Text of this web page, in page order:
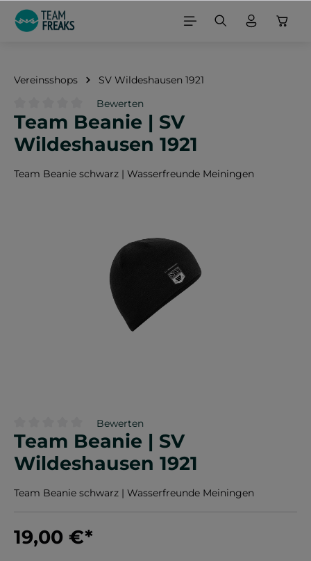
springen
Vereinsshops SV Wildeshausen 1921
Durchschnittliche Bewertung von 0 von 5 Sternen
Bewerten
Team Beanie | SV
Wildeshausen 1921
Team Beanie schwarz | Wasserfreunde Meiningen
Durchschnittliche Bewertung von 0 von 5 Sternen
Bewerten
Team Beanie | SV
Wildeshausen 1921
Team Beanie schwarz | Wasserfreunde Meiningen
19,00 €*